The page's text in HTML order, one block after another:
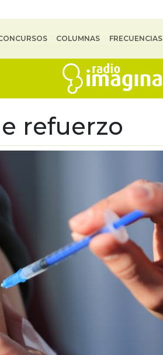
COLUMNAS FRECUENCIAS
refuerzo